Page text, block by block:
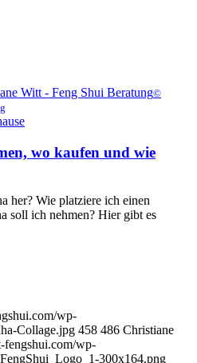
©
wo kaufen und wie
her? Wie platziere ich einen
soll ich nehmen? Hier gibt es
wp-
Collage.jpg 458 486 Christiane
wp-
300x164.png